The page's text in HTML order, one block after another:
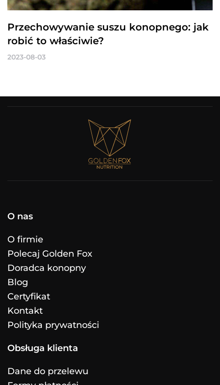
Przechowywanie suszu konopnego: jak
robić to właściwie?
2023-08-03
O nas
O firmie
Polecaj Golden Fox
Doradca konopny
Blog
Certyfikat
Kontakt
Polityka prywatności
Obsługa klienta
Dane do przelewu